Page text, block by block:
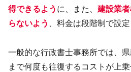
得できるよう に、また、 建設業
らないよう
、料金は段階制で設
一般的な行政書士事務所では、
まで何度も往復するコストが上